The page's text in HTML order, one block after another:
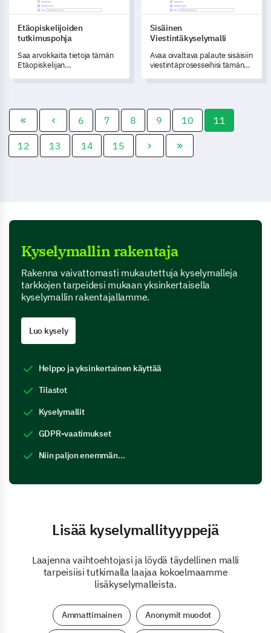
Etäopiskelijoiden
tutkimuspohja
Saa arvokkaita tietoja tämän
Etäopiskelijan
Sisäinen
Viestintäkyselymalli
Avaa oivaltava palaute sisäisiin
viestintäprosesseihisi tämän
6 7 8 9 10 11
12 13 14 15
Kyselymallin rakentaja
Rakenna vaivattomasti mukautettuja kyselymalleja
tarkkojen tarpeidesi mukaan yksinkertaisella
kyselymallin rakentajallamme.
Luo kysely
Helppo ja yksinkertainen käyttää
Tilastot
Kyselymallit
GDPR-vaatimukset
Niin paljon enemmän…
Lisää kyselymallityyppejä
Laajenna vaihtoehtojasi ja löydä täydellinen malli
tarpeisiisi tutkimalla laajaa kokoelmaamme
lisäkyselymalleista.
Ammattimainen Anonymit muodot